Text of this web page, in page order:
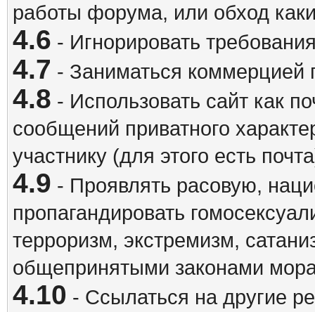
работы форума, или обход
4.6 - Игнорировать
4.7 - Заниматься коммерцией
4.8 - Использовать сайт как
сообщений приватного
участнику (для этого есть
4.9 - Проявлять расовую,
пропагандировать
терроризм, экстремизм,
общепринятыми законами
4.10 - Ссылаться на другие